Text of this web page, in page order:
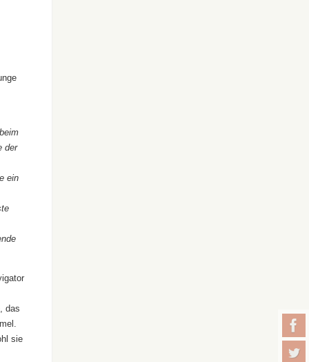
der
ein
das
sie